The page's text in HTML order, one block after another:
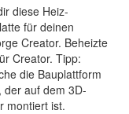
diese Heiz-
für deinen
Creator. Beheizte
Creator. Tipp:
die Bauplattform
der auf dem 3D-
montiert ist.